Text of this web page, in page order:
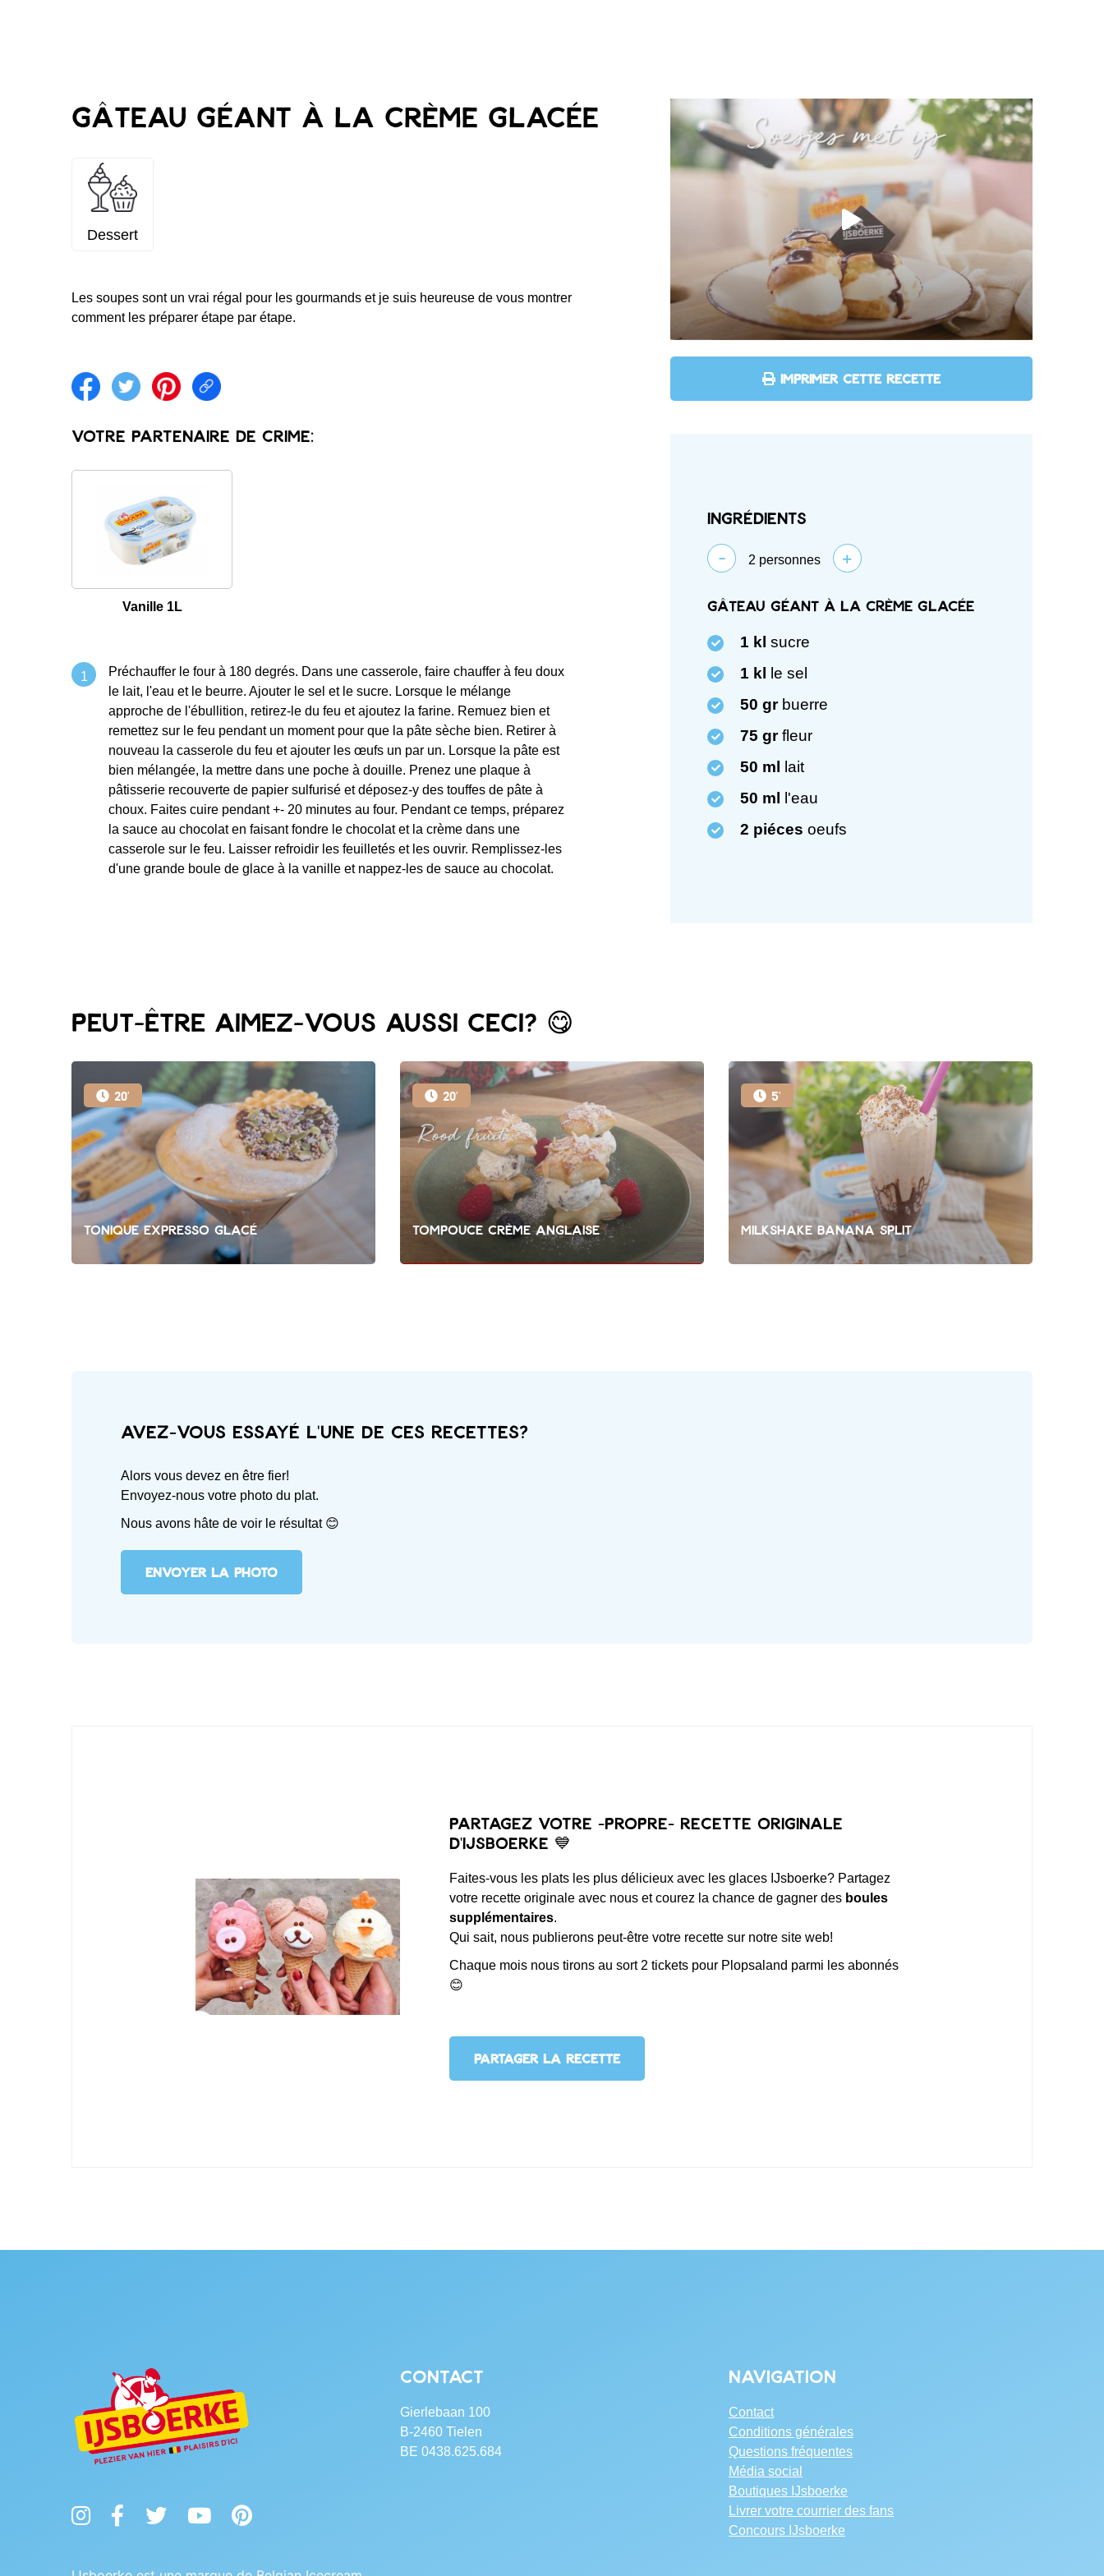
IMPRIMER CETTE RECETTE
Ingrédients
- 2 personnes +
Gâteau géant à la crème glacée
1 klsucre
1 kl
le sel
50gr buerre
75grfleur
50 ml
lait
50 ml
l'eau
2 piécesoeufs
Gâteau géant à la crème glacée
Dessert
Les soupes sont un vrai régal pour les gourmands et je suis heureuse de vous montrer
comment les préparer étape par étape.
Share on facebook
Share on twitterShare on pintrest
Share link
Votre partenaire de crime:
Vanille 1L
Préchauffer le four à 180 degrés. Dans une casserole, faire chauffer à feu doux
le lait, l'eau et le beurre. Ajouter le sel et le sucre. Lorsque le mélange
approche de l'ébullition, retirez-le du feu et ajoutez la farine. Remuez bien et
remettez sur le feu pendant un moment pour que la pâte sèche bien. Retirer à
nouveau la casserole du feu et ajouter les œufs un par un. Lorsque la pâte est
bien mélangée, la mettre dans une poche à douille. Prenez une plaque à
pâtisserie recouverte de papier sulfurisé et déposez-y des touffes de pâte à
choux. Faites cuire pendant +- 20 minutes au four. Pendant ce temps, préparez
la sauce au chocolat en faisant fondre le chocolat et la crème dans une
casserole sur le feu. Laisser refroidir les feuilletés et les ouvrir. Remplissez-les
d'une grande boule de glace à la vanille et nappez-les de sauce au chocolat.
Peut-être aimez-vous aussi ceci? 😋
20'
Tonique expresso glacé
20'
Tompouce crème anglaise
5'
Milkshake Banana Split
Avez-vous essayé l'une de ces recettes?
Alors vous devez en être fier!
Envoyez-nous votre photo du plat.
Nous avons hâte de voir le résultat 😊
ENVOYER LA PHOTO
Partagez votre -PROPRE- recette originale
d'IJsboerke 💙
Faites-vous les plats les plus délicieux avec les glaces IJsboerke? Partagez
votre recette originale avec nous et courez la chance de gagner des boules
supplémentaires.
Qui sait, nous publierons peut-être votre recette sur notre site web!
Chaque mois nous tirons au sort 2 tickets pour Plopsaland parmi les abonnés
😊
PARTAGER LA RECETTE
InstagramFacebookTwitter YouTubePinterest
Contact
Gierlebaan 100
B-2460 Tielen
BE 0438.625.684
Navigation
Contact
Conditions générales
Questions fréquentes
Média social
Boutiques IJsboerke
Livrer votre courrier des fans
Concours IJsboerke